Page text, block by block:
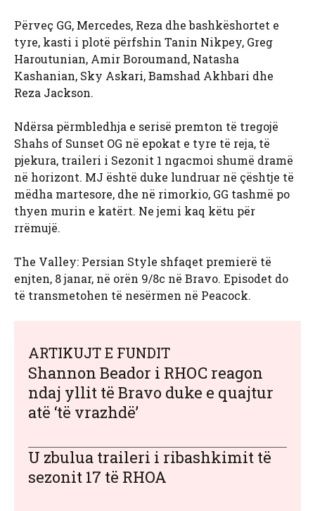
Përveç GG, Mercedes, Reza dhe bashkëshortet e
tyre, kasti i plotë përfshin Tanin Nikpey, Greg
Haroutunian, Amir Boroumand, Natasha
Kashanian, Sky Askari, Bamshad Akhbari dhe
Reza Jackson.
Ndërsa përmbledhja e serisë premton të tregojë
Shahs of Sunset OG në epokat e tyre të reja, të
pjekura, traileri i Sezonit 1 ngacmoi shumë dramë
në horizont. MJ është duke lundruar në çështje të
mëdha martesore, dhe në rimorkio, GG tashmë po
thyen murin e katërt. Ne jemi kaq këtu për
rrëmujë.
The Valley: Persian Style shfaqet premierë të
enjten, 8 janar, në orën 9/8c në Bravo. Episodet do
të transmetohen të nesërmen në Peacock.
ARTIKUJT E FUNDIT
Shannon Beador i RHOC reagon
ndaj yllit të Bravo duke e quajtur
atë ‘të vrazhdë’
U zbulua traileri i ribashkimit të
sezonit 17 të RHOA